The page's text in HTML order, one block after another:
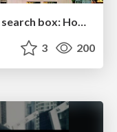
Beyond borders and beyond the search box: How to win the global "messy middle" with AI-driven SEO
3 200